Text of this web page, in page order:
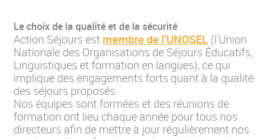
Le choix de la qualité et de la sécurité
Action Séjours est membre de l'UNOSEL (l'Union
Nationale des Organisations de Séjours Éducatifs,
Linguistiques et formation en langues), ce qui
implique des engagements forts quant à la qualité
des séjours proposés.
Nos équipes sont formées et des réunions de
formation ont lieu chaque année pour tous nos
directeurs afin de mettre à jour régulièrement nos